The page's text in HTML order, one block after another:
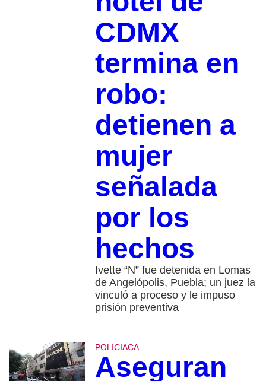
CDMX
termina en
robo:
detienen a
mujer
señalada
por los
hechos
Ivette “N” fue detenida en Lomas
de Angelópolis, Puebla; un juez la
vinculó a proceso y le impuso
prisión preventiva
POLICIACA
Aseguran